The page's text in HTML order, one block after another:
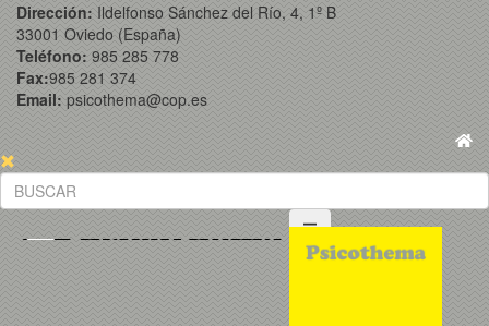
Dirección: Ildelfonso Sánchez del Río, 4, 1º B
33001 Oviedo (España)
Teléfono: 985 285 778
Fax:985 281 374
Email: psicothema@cop.es